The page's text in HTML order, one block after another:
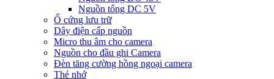
Nguồn tổng DC 5V
Ổ cứng lưu trữ
Dây điện cấp nguồn
Micro thu âm cho camera
Nguồn cho đầu ghi Camera
Đèn tăng cường hồng ngoại camera
Thẻ nhớ